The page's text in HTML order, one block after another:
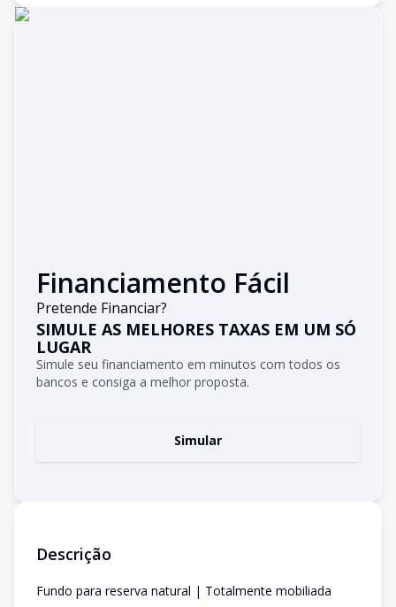
Financiamento Fácil
Pretende Financiar?
SIMULE AS MELHORES TAXAS EM UM SÓ
LUGAR
Simule seu financiamento em minutos com todos os
bancos e consiga a melhor proposta.
Simular
Descrição
Fundo para reserva natural | Totalmente mobiliada